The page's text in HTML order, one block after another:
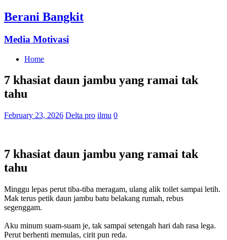
Berani Bangkit
Media Motivasi
Home
7 khasiat daun jambu yang ramai tak
tahu
February 23, 2026 Delta pro ilmu 0
7 khasiat daun jambu yang ramai tak
tahu
Minggu lepas perut tiba-tiba meragam, ulang alik toilet sampai letih.
Mak terus petik daun jambu batu belakang rumah, rebus
segenggam.
Aku minum suam-suam je, tak sampai setengah hari dah rasa lega.
Perut berhenti memulas, cirit pun reda.